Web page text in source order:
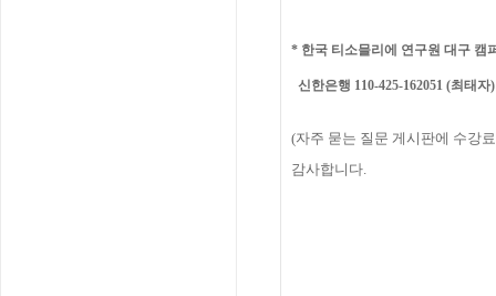
* 한국 티소믈리에 연구원 대구 캠
신한은행 110-425-162051 (최태자)
(자주 묻는 질문 게시판에 수강료
감사합니다.